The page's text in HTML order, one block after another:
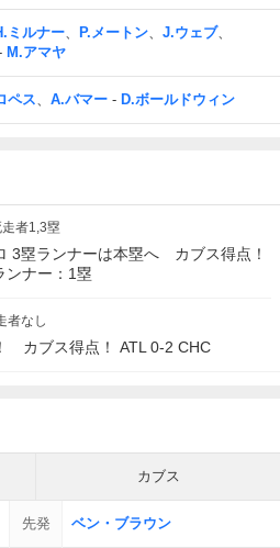
ミルナー、 P.メートン、 J.ウェブ、
M.アマヤ
ペス、 A.バマー - D.ボールドウィン
者1,3塁
3塁ランナーは本塁へ カブス得点！
ナー：1塁
者なし
カブス得点！ ATL 0-2 CHC
カブス
先発 ベン・ブラウン